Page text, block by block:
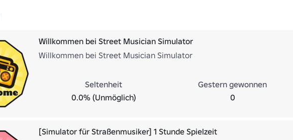
Willkommen bei Street Musician Simulator
Willkommen bei Street Musician Simulator
Seltenheit
0.0% (Unmöglich)
Gestern gewonnen
0
[Simulator für Straßenmusiker] 1 Stunde Spielzeit